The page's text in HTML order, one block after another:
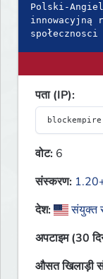
Polski-
innowacyjną
पता (IP):
वोट: 6
संस्करण:
देश:
संयुक्त
अपटाइम (30
औसत खिलाड़ी